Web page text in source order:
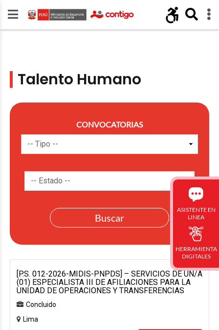
Talento Humano
CONVOCATORIAS
[P.S. 012-2026-MIDIS-PNPDS] – SERVICIOS DE UN/A
(01) ESPECIALISTA III DE AFILIACIONES PARA LA
UNIDAD DE OPERACIONES Y TRANSFERENCIAS
Concluido
Lima
ASISTENTE EN
LINEA
HERRAMIENTA
DIGITALES